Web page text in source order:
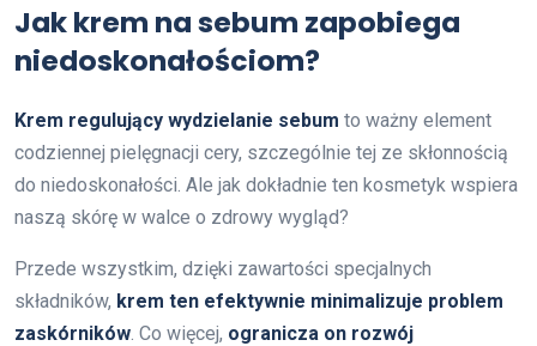
Jak krem na sebum zapobiega
niedoskonałościom?
Krem regulujący wydzielanie sebum to ważny element
codziennej pielęgnacji cery, szczególnie tej ze skłonnością
do niedoskonałości. Ale jak dokładnie ten kosmetyk wspiera
naszą skórę w walce o zdrowy wygląd?
Przede wszystkim, dzięki zawartości specjalnych
składników, krem ten efektywnie minimalizuje problem
zaskórników. Co więcej, ogranicza on rozwój